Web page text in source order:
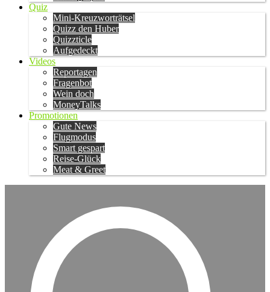
Quiz
Mini-Kreuzworträtsel
Quizz den Huber
Quizzticle
Aufgedeckt
Videos
Reportagen
Fragenbot
Wein doch
MoneyTalks
Promotionen
Gute News
Flugmodus
Smart gespart
Reise-Glück
Meat & Greet